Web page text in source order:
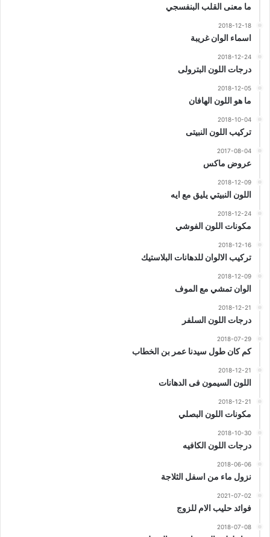
ما معنى القلب البنفسجي
2018-12-18
اسماء الوان غريبة
2018-12-24
درجات اللون البترولى
2018-12-05
ما هو اللون الهافان
2018-10-04
تركيب اللون النبيتى
2017-08-04
عروض ماكس
2018-12-09
اللون النبيتي يليق مع ايه
2018-12-24
مكونات اللون الفوشي
2018-12-16
تركيب الالوان للدهانات البلاستيك
2018-12-09
الوان تمشي مع الموف
2018-12-21
درجات اللون السلفر
2018-07-29
كم كان طول سيدنا عمر بن الخطاب
2018-12-21
اللون السيمون فى الدهانات
2018-12-21
مكونات اللون البصلي
2018-10-30
درجات اللون الكافيه
2018-06-06
نزول ماء من اسفل الثلاجة
2021-07-02
فوائد حليب الام للزوج
2018-07-08